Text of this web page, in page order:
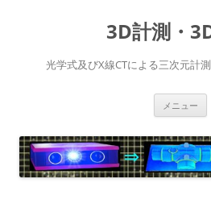
3D計測・
光学式及びX線CTによる三次元計
メニュー